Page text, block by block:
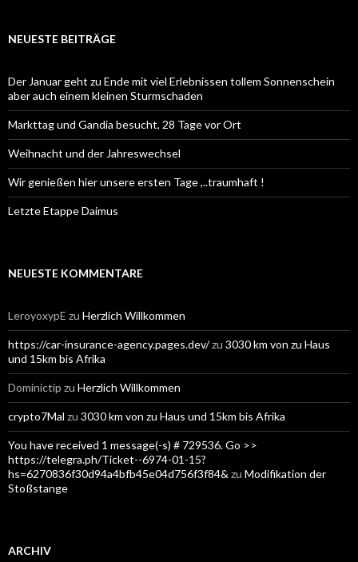
NEUESTE BEITRÄGE
Der Januar geht zu Ende mit viel Erlebnissen tollem Sonnenschein
aber auch einem kleinen Sturmschaden
Markttag und Gandia besucht, 28 Tage vor Ort
Weihnacht und der Jahreswechsel
Wir genießen hier unsere ersten Tage ,..traumhaft !
Letzte Etappe Daimus
NEUESTE KOMMENTARE
LeroyoxypE zu Herzlich Willkommen
https://car-insurance-agency.pages.dev/zu 3030 km von zu Haus
und 15km bis Afrika
Dominictip zu Herzlich Willkommen
crypto7Mal zu 3030 km von zu Haus und 15km bis Afrika
You have received 1 message(-s) # 729536. Go >>
https://telegra.ph/Ticket--6974-01-15?
hs=6270836f30d94a4bfb45e04d756f3f84& zu Modifikation der
Stoßstange
ARCHIV